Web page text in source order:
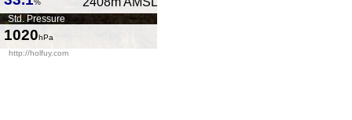
%
Std. Pressure
1020hPa
http://holfuy.com